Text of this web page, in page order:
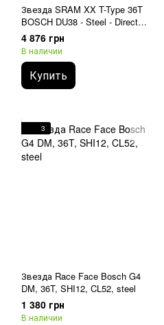
Звезда SRAM XX T-Type 36T
BOSCH DU38 - Steel - Direct
Mount
4 876 грн
В наличии
Купить
3
Звезда Race Face Bosch G4
DM, 36T, SHI12, CL52, steel
1 380 грн
В наличии